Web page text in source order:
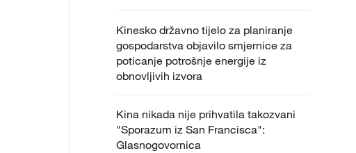
Kinesko državno tijelo za planiranje
gospodarstva objavilo smjernice za
poticanje potrošnje energije iz
obnovljivih izvora
Kina nikada nije prihvatila takozvani
"Sporazum iz San Francisca":
Glasnogovornica